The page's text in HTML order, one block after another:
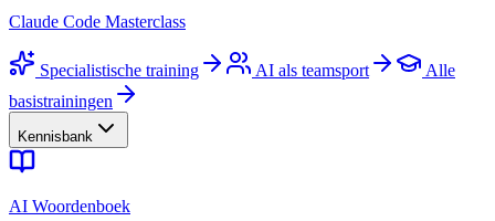
Claude Code Masterclass
Specialistische training AI als teamsport
Alle
basistrainingen
Kennisbank
AI Woordenboek